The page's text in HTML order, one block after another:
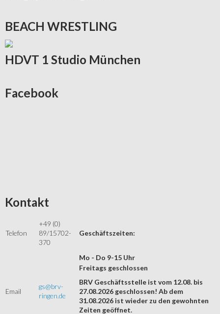
BEACH WRESTLING
HDVT 1 Studio München
Facebook
Kontakt
Telefon
+49 (0)
89/15702-
370
Geschäftszeiten:
Mo - Do 9-15 Uhr
Email
gs@brv-
ringen.de
Freitags geschlossen
BRV Geschäftsstelle ist vom 12.08. bis
27.08.2026 geschlossen! Ab dem
31.08.2026 ist wieder zu den gewohnten
Zeiten geöffnet.